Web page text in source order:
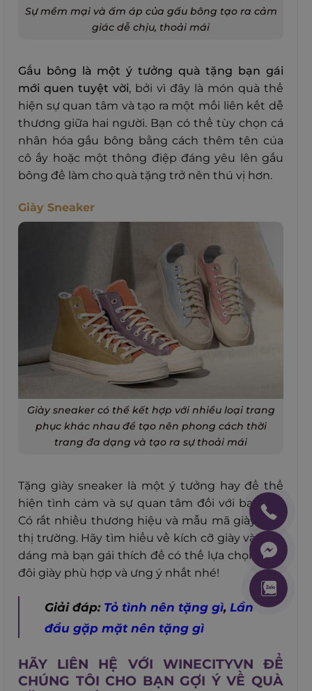
Sự mềm mại và ấm áp của gấu bông tạo ra cảm
giác dễ chịu, thoải mái
Gấu bông là một ý tưởng quà tặng bạn gái
mới quen tuyệt vời, bởi vì đây là món quà thể
hiện sự quan tâm và tạo ra một mối liên kết dễ
thương giữa hai người. Bạn có thể tùy chọn cá
nhân hóa gấu bông bằng cách thêm tên của
cô ấy hoặc một thông điệp đáng yêu lên gấu
bông để làm cho quà tặng trở nên thú vị hơn.
Giày Sneaker
Giày sneaker có thể kết hợp với nhiều loại trang
phục khác nhau để tạo nên phong cách thời
trang đa dạng và tạo ra sự thoải mái
Tặng giày sneaker là một ý tưởng hay để thể
hiện tình cảm và sự quan tâm đối với bạn gái.
Có rất nhiều thương hiệu và mẫu mã giày trên
thị trường. Hãy tìm hiểu về kích cỡ giày và kiểu
dáng mà bạn gái thích để có thể lựa chọn một
đôi giày phù hợp và ưng ý nhất nhé!
Giải đáp: Tỏ tình nên tặng gì, Lần
đầu gặp mặt nên tặng gì
HÃY LIÊN HỆ VỚI WINECITYVN ĐỂ
CHÚNG TÔI CHO BẠN GỢI Ý VỀ QUÀ